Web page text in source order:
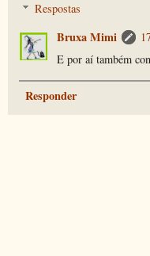
Respostas
Bruxa Mimi
E por aí também
Responder